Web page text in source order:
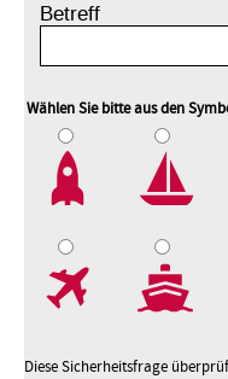
Betreff
Wählen Sie bitte aus den
Diese Sicherheitsfrage